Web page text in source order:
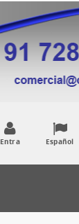
Entra Español